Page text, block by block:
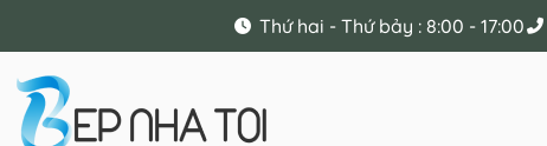
Thứ hai - Thứ bảy : 8:00 - 17:00